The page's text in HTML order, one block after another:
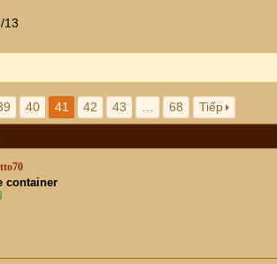
13
40 41 42 43 68 Tiếp
container